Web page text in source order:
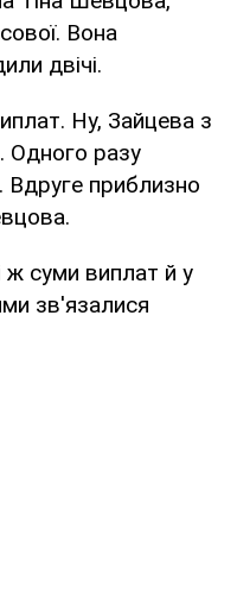
Вона
двічі.
Ну, Зайцева з
Одного разу
Вдруге приблизно
ж суми виплат й у
зв'язалися